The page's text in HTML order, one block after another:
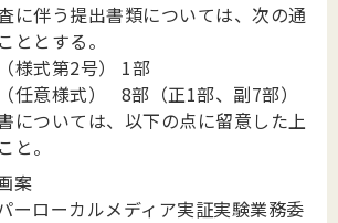
に伴う提出書類については、次の通
ととする。
様式第2号） 1部
任意様式） 8部（正1部、副7部）
については、以下の点に留意した上
と。
案
ーローカルメディア実証実験業務委